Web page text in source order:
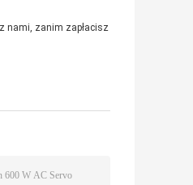
nami, zanim zapłacisz